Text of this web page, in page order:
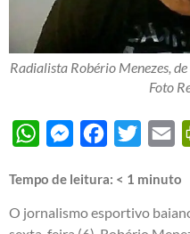
Radialista Robério Menezes,
Foto
WhatsAppMessengerFacebook
Twitter
Tempo de leitura: < 1 minuto
O jornalismo esportivo